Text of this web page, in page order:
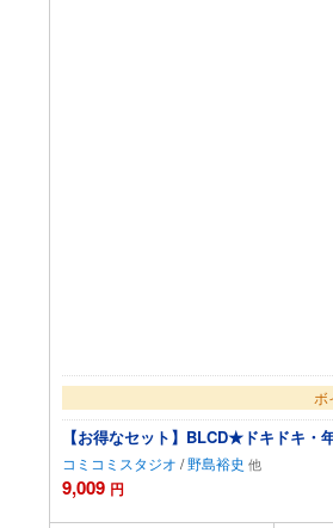
ボ
【お得なセット】BLCD★ドキドキ
コミコミスタジオ /野島裕史
9,009 円